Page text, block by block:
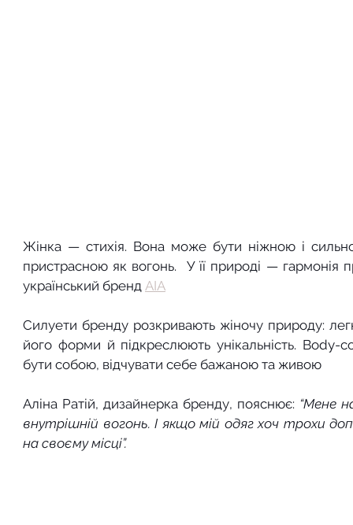
Жінка — стихія. Вона може бути ніжною і
пристрасною як вогонь.  У її природі —
український бренд AIA
Силуети бренду розкривають жіночу природу:
його форми й підкреслюють унікальність. Body-
бути собою, відчувати себе бажаною та живою
Аліна Ратій, дизайнерка бренду, пояснює: “Мене
внутрішній вогонь. І якщо мій одяг хоч трохи
на своєму місці”.